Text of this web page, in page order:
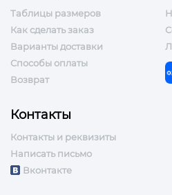
Таблицы размеров
Как сделать заказ
Варианты доставки
Способы оплаты
Возврат
Контакты
Контакты и реквизиты
Написать письмо
Вконтакте